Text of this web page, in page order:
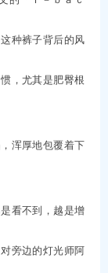
种裤子背后的风
，尤其是肥臀根
浑厚地包覆着下
看不到，越是增
旁边的灯光师阿